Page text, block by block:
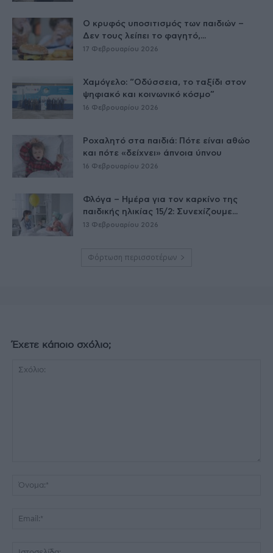
Ο κρυφός υποσιτισμός των παιδιών –
Δεν τους λείπει το φαγητό,...
17 Φεβρουαρίου 2026
Χαμόγελο: “Οδύσσεια, το ταξίδι στον
ψηφιακό και κοινωνικό κόσμο”
16 Φεβρουαρίου 2026
Ροχαλητό στα παιδιά: Πότε είναι αθώο
και πότε «δείχνει» άπνοια ύπνου
16 Φεβρουαρίου 2026
Φλόγα – Ημέρα για τον καρκίνο της
παιδικής ηλικίας 15/2: Συνεχίζουμε...
13 Φεβρουαρίου 2026
Φόρτωση περισσοτέρων
Έχετε κάποιο σχόλιο;